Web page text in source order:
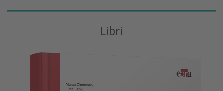
Libri